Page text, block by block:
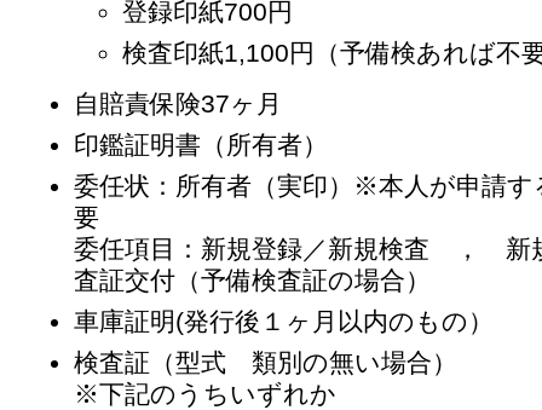
登録印紙700円
検査印紙1,100円（予備検あれば不
自賠責保険37ヶ月
印鑑証明書（所有者）
委任状：所有者（実印）※本人が申請す
要
委任項目：新規登録／新規検査 ， 新
査証交付（予備検査証の場合）
車庫証明(発行後１ヶ月以内のもの）
検査証（型式 類別の無い場合）
※下記のうちいずれか